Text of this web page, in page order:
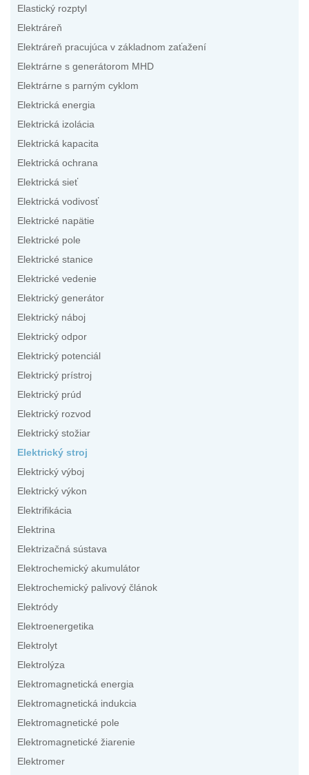
Elastický rozptyl
Elektráreň
Elektráreň pracujúca v základnom zaťažení
Elektrárne s generátorom MHD
Elektrárne s parným cyklom
Elektrická energia
Elektrická izolácia
Elektrická kapacita
Elektrická ochrana
Elektrická sieť
Elektrická vodivosť
Elektrické napätie
Elektrické pole
Elektrické stanice
Elektrické vedenie
Elektrický generátor
Elektrický náboj
Elektrický odpor
Elektrický potenciál
Elektrický prístroj
Elektrický prúd
Elektrický rozvod
Elektrický stožiar
Elektrický stroj
Elektrický výboj
Elektrický výkon
Elektrifikácia
Elektrina
Elektrizačná sústava
Elektrochemický akumulátor
Elektrochemický palivový článok
Elektródy
Elektroenergetika
Elektrolyt
Elektrolýza
Elektromagnetická energia
Elektromagnetická indukcia
Elektromagnetické pole
Elektromagnetické žiarenie
Elektromer